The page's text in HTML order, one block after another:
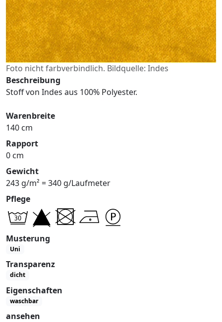
Foto nicht farbverbindlich. Bildquelle: Indes
Beschreibung
Stoff von Indes aus 100% Polyester.
Warenbreite
140 cm
Rapport
0 cm
Gewicht
243 g/m² = 340 g/Laufmeter
Pflege
Musterung
Uni
Transparenz
dicht
Eigenschaften
waschbar
ansehen